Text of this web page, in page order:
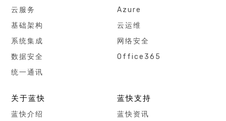
云服务
基础架构
系统集成
数据安全
统一通讯
Azure
云运维
网络安全
Office365
关于蓝快
蓝快介绍
蓝快支持
蓝快资讯